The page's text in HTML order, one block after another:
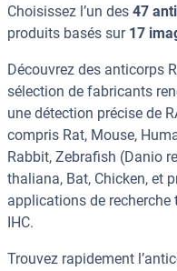
Choisissez l’un des 47
produits basés sur 17
Découvrez des anticorps
sélection de fabricants
une détection précise de
compris Rat, Mouse,
Rabbit, Zebrafish (Danio
thaliana, Bat, Chicken, et
applications de recherche
IHC.
Trouvez rapidement